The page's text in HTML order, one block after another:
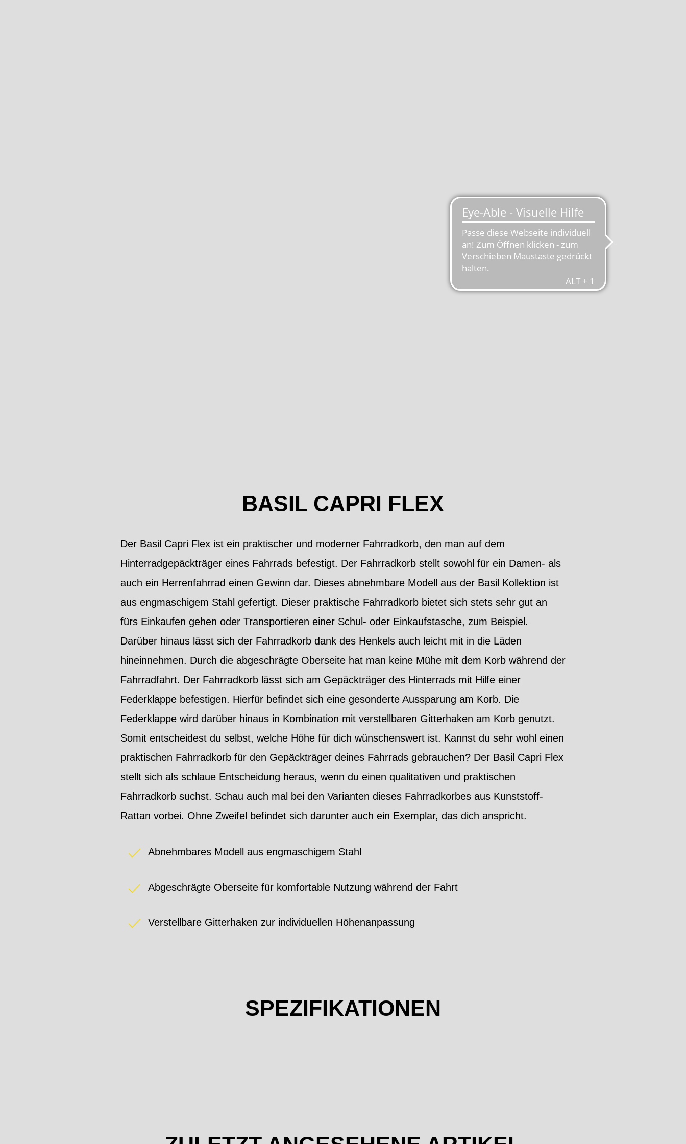
BASIL CAPRI FLEX
Der Basil Capri Flex ist ein praktischer und moderner Fahrradkorb, den man auf dem
Hinterradgepäckträger eines Fahrrads befestigt. Der Fahrradkorb stellt sowohl für ein Damen- als
auch ein Herrenfahrrad einen Gewinn dar. Dieses abnehmbare Modell aus der Basil Kollektion ist
aus engmaschigem Stahl gefertigt. Dieser praktische Fahrradkorb bietet sich stets sehr gut an
fürs Einkaufen gehen oder Transportieren einer Schul- oder Einkaufstasche, zum Beispiel.
Darüber hinaus lässt sich der Fahrradkorb dank des Henkels auch leicht mit in die Läden
hineinnehmen. Durch die abgeschrägte Oberseite hat man keine Mühe mit dem Korb während der
Fahrradfahrt. Der Fahrradkorb lässt sich am Gepäckträger des Hinterrads mit Hilfe einer
Federklappe befestigen. Hierfür befindet sich eine gesonderte Aussparung am Korb. Die
Federklappe wird darüber hinaus in Kombination mit verstellbaren Gitterhaken am Korb genutzt.
Somit entscheidest du selbst, welche Höhe für dich wünschenswert ist. Kannst du sehr wohl einen
praktischen Fahrradkorb für den Gepäckträger deines Fahrrads gebrauchen? Der Basil Capri Flex
stellt sich als schlaue Entscheidung heraus, wenn du einen qualitativen und praktischen
Fahrradkorb suchst. Schau auch mal bei den Varianten dieses Fahrradkorbes aus Kunststoff-
Rattan vorbei. Ohne Zweifel befindet sich darunter auch ein Exemplar, das dich anspricht.
Abnehmbares Modell aus engmaschigem Stahl
Abgeschrägte Oberseite für komfortable Nutzung während der Fahrt
Verstellbare Gitterhaken zur individuellen Höhenanpassung
SPEZIFIKATIONEN